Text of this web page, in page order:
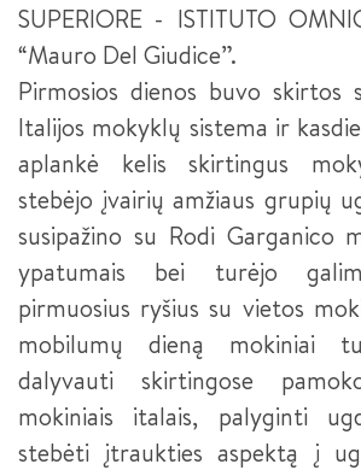
BEPILOČIŲ ORLAIVIŲ VALDYTOJAS
JAUNESNYSIS JAVA
FINANSINIŲ PASLAUGŲ TEIKĖJAS
INDIVIDUALIOS PRIEŽIŪROS
IKIMOKYKLINIO UGDYMO
INDIVIDUALIOS PRIEŽIŪROS
VIZUALINĖS REKLAMOS
SUPERIORE - ISTITUTO
“Mauro Del Giudice”.
Pirmosios dienos buvo skirtos
Italijos mokyklų sistema ir
aplankė kelis skirtingus
stebėjo įvairių amžiaus grupių
susipažino su Rodi Garganico
ypatumais bei turėjo
pirmuosius ryšius su vietos
mobilumų dieną mokiniai
dalyvauti skirtingose
mokiniais italais, palyginti
stebėti įtraukties aspektą į